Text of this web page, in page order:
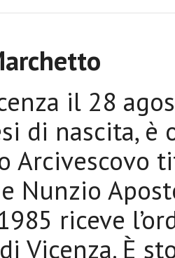
il 28
di nascita,
Arcivescovo
Nunzio
riceve
Vicenza. È